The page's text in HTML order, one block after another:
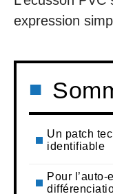
expression
Un patch
identifiable
Pour